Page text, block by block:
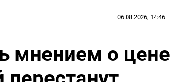
06.08.2026, 14:46
мнением о цене